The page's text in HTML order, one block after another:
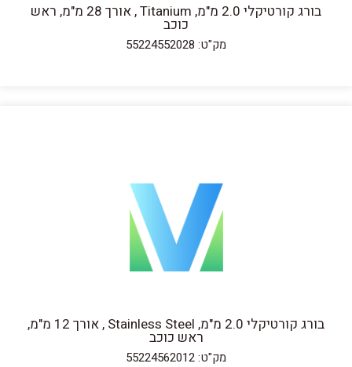
בורג קורטיקלי 2.0 מ"מ, Titanium , אורך 28 מ"מ, ראש
כוכב
מק"ט: 55224552028
בורג קורטיקלי 2.0 מ"מ, Stainless Steel , אורך 12 מ"מ,
ראש כוכב
מק"ט: 55224562012